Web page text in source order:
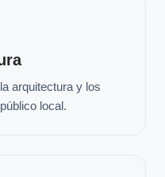
arquitectura y los
local.